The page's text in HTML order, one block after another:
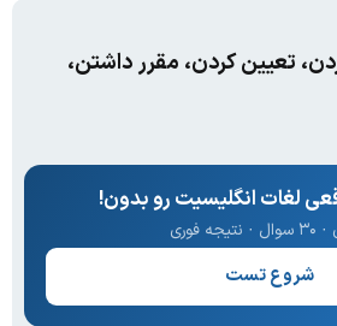
تعیین کردن، مقرر داشتن،
لغات انگلیسیت رو بدون!
شروع تست